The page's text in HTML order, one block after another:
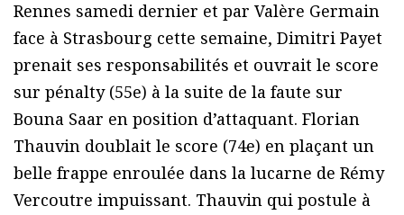
Rennes samedi dernier et par Valère Germain
face à Strasbourg cette semaine, Dimitri Payet
prenait ses responsabilités et ouvrait le score
sur pénalty (55e) à la suite de la faute sur
Bouna Saar en position d’attaquant. Florian
Thauvin doublait le score (74e) en plaçant un
belle frappe enroulée dans la lucarne de Rémy
Vercoutre impuissant. Thauvin qui postule à